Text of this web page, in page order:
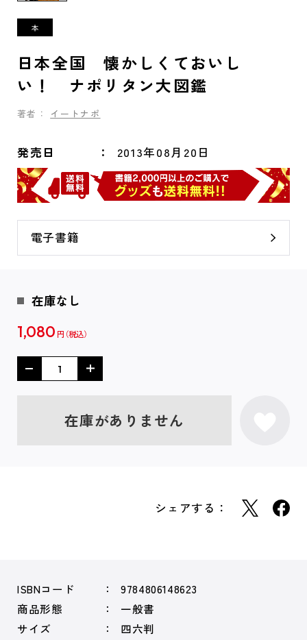
日本全国 懐かしくておいし
い！ ナポリタン大図鑑
著者： イートナポ
発売日 2013年08月20日
電子書籍
在庫なし
1,080 円
在庫がありません
シェアする：
ISBNコード
9784806148623
商品形態
一般書
サイズ
四六判